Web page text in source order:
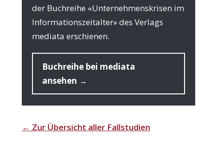
der Buch­rei­he «Unter­neh­mens­kri­sen im
Infor­ma­ti­ons­zeit­al­ter» des Ver­lags
media­ta erschienen.
Buch­rei­he bei media­ta
ansehen →
← Zur Über­sicht aller Fallstudien